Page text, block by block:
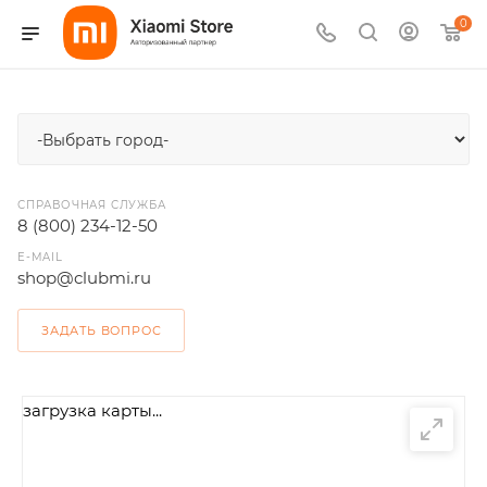
0
СПРАВОЧНАЯ СЛУЖБА
8 (800) 234-12-50
E-MAIL
shop@clubmi.ru
ЗАДАТЬ ВОПРОС
загрузка карты...